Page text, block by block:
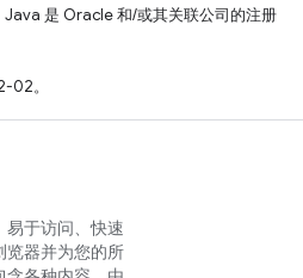
Java 是 Oracle 和/或其关联公司的注册
02。
易于访问、快速
览器并为您的所